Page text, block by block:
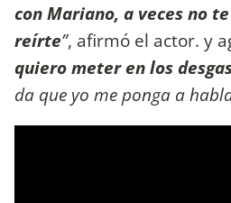
con Mariano, a veces no
reírte”, afirmó el actor. y
quiero meter en los
da que yo me ponga a